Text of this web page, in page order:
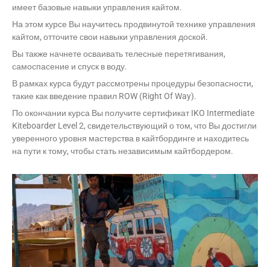
имеет базовые навыки управления кайтом.
На этом курсе Вы научитесь продвинутой технике управления
кайтом, отточите свои навыки управления доской.
Вы также начнете осваивать телесные перетягивания,
самоспасение и спуск в воду.
В рамках курса будут рассмотрены процедуры безопасности,
такие как введение правил ROW (Right Of Way).
По окончании курса Вы получите сертификат IKO Intermediate
Kiteboarder Level 2, свидетельствующий о том, что Вы достигли
уверенного уровня мастерства в кайтбординге и находитесь
на пути к тому, чтобы стать независимым кайтбордером.